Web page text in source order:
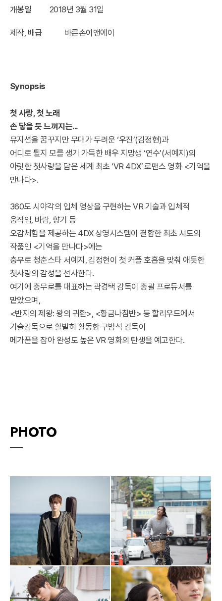
개봉일
2018년 3월 31일
제작, 배급 바른손이앤에이
Synopsis
첫 사랑, 첫 노래
손 닿을 듯 느껴지는...
뮤지션을 꿈꾸지만 무대가 두려운 ‘우진’(김정현)과
어디로 튈지 모를 생기 가득한 배우 지망생 ‘연수’(서예지)의
아릿한 첫사랑을 담은 세계 최초 ‘VR 4DX’ 로맨스 영화 <기억을
만나다>.
360도 시야각의 입체 영상을 구현하는 VR 기술과 입체적
움직임, 바람, 향기 등
오감체험을 제공하는 4DX 상영시스템이 결합한 최초 시도의
작품인 <기억을 만나다>에는
충무로 청춘스타 서예지, 김정현이 첫 커플 호흡을 맞춰 애틋한
첫사랑의 감성을 선사한다.
여기에 충무로를 대표하는 곽경택 감독이 총괄 프로듀서를
맡았으며,
<반지의 제왕: 왕의 귀환>, <황금나침반> 등 할리우드에서
기술감독으로 활발히 활동한 구범석 감독이
메가폰을 잡아 완성도 높은 VR 영화의 탄생을 예고한다.
PHOTO